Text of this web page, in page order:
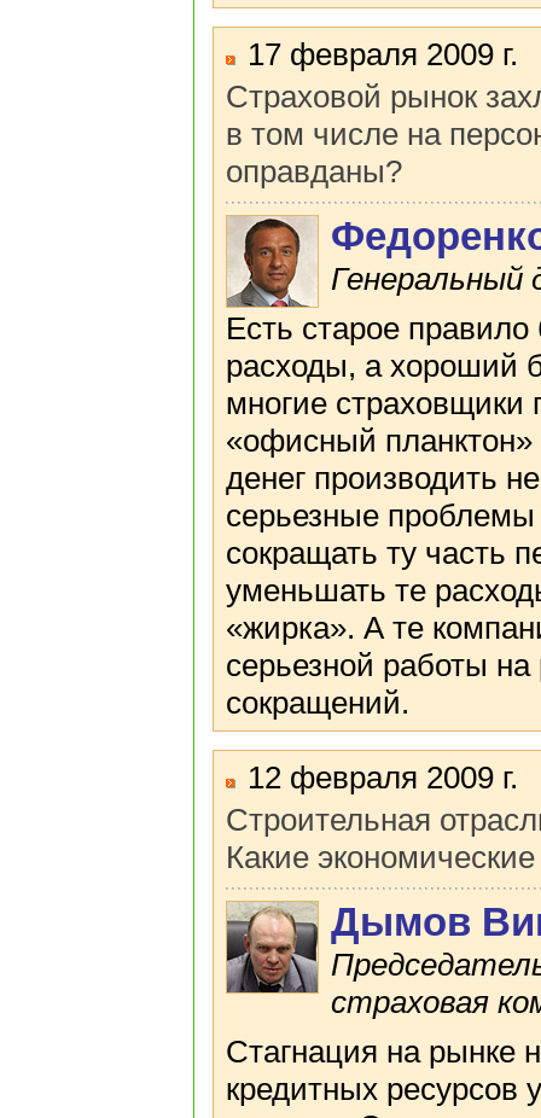
17 февраля 2009 г.
Страховой рынок
в том числе на
оправданы?
Есть старое
расходы, а хороший
многие страховщики
«офисный планктон»
денег производить
серьезные
сокращать ту часть
уменьшать те
«жирка». А те
серьезной работы
сокращений.
12 февраля 2009 г.
Строительная
Какие
Дымов
страховая
Стагнация на рынке
кредитных ресурсов